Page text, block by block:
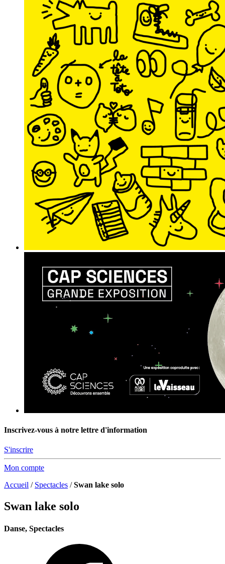
Inscrivez-vous à notre lettre d'information
S'inscrire
Mon compte
Accueil / Spectacles /Swan lake solo
Swan lake solo
Danse, Spectacles